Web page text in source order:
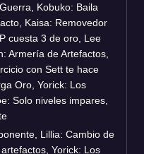
Kobuko: Baila
Kaisa: Removedor
cuesta 3 de oro, Lee
Armería de Artefactos,
con Sett te hace
Oro, Yorick: Los
Solo niveles impares,
Lillia: Cambio de
Yorick: Los